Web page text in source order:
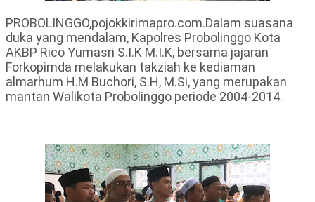
PROBOLINGGO,pojokkirimapro.com.Dalam suasana
duka yang mendalam, Kapolres Probolinggo Kota
AKBP Rico Yumasri S.I.K M.I.K, bersama jajaran
Forkopimda melakukan takziah ke kediaman
almarhum H.M Buchori, S.H, M.Si, yang merupakan
mantan Walikota Probolinggo periode 2004-2014.